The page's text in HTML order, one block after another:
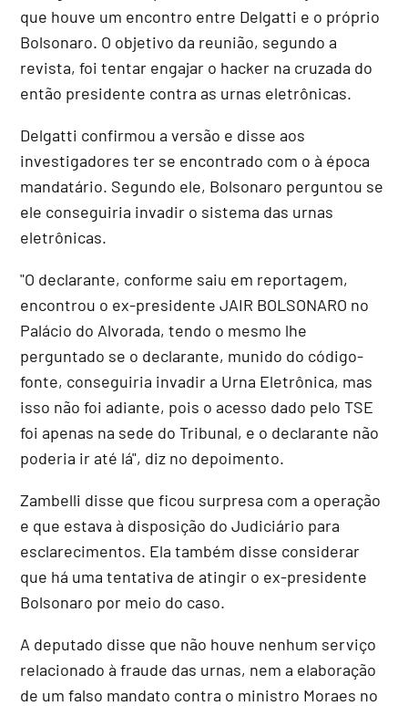
que houve um encontro entre Delgatti e o próprio
Bolsonaro. O objetivo da reunião, segundo a
revista, foi tentar engajar o hacker na cruzada do
então presidente contra as urnas eletrônicas.
Delgatti confirmou a versão e disse aos
investigadores ter se encontrado com o à época
mandatário. Segundo ele, Bolsonaro perguntou se
ele conseguiria invadir o sistema das urnas
eletrônicas.
"O declarante, conforme saiu em reportagem,
encontrou o ex-presidente JAIR BOLSONARO no
Palácio do Alvorada, tendo o mesmo lhe
perguntado se o declarante, munido do código-
fonte, conseguiria invadir a Urna Eletrônica, mas
isso não foi adiante, pois o acesso dado pelo TSE
foi apenas na sede do Tribunal, e o declarante não
poderia ir até lá", diz no depoimento.
Zambelli disse que ficou surpresa com a operação
e que estava à disposição do Judiciário para
esclarecimentos. Ela também disse considerar
que há uma tentativa de atingir o ex-presidente
Bolsonaro por meio do caso.
A deputado disse que não houve nenhum serviço
relacionado à fraude das urnas, nem a elaboração
de um falso mandato contra o ministro Moraes no